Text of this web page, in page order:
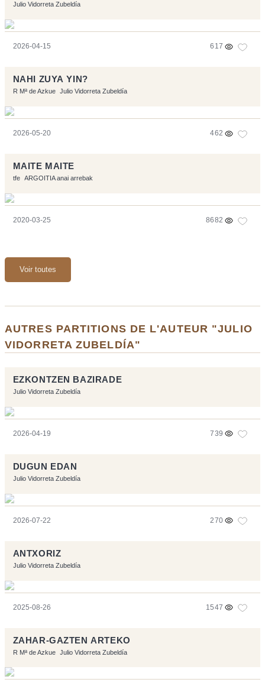
Julio Vidorreta Zubeldía
2026-04-15 617
NAHI ZUYA YIN?
R Mª de Azkue Julio Vidorreta Zubeldía
2026-05-20 462
MAITE MAITE
tfe ARGOITIA anai arrebak
2020-03-25 8682
Voir toutes
AUTRES PARTITIONS DE L'AUTEUR "JULIO
VIDORRETA ZUBELDÍA"
EZKONTZEN BAZIRADE
Julio Vidorreta Zubeldía
2026-04-19 739
DUGUN EDAN
Julio Vidorreta Zubeldía
2026-07-22 270
ANTXORIZ
Julio Vidorreta Zubeldía
2025-08-26 1547
ZAHAR-GAZTEN ARTEKO
R Mª de Azkue Julio Vidorreta Zubeldía